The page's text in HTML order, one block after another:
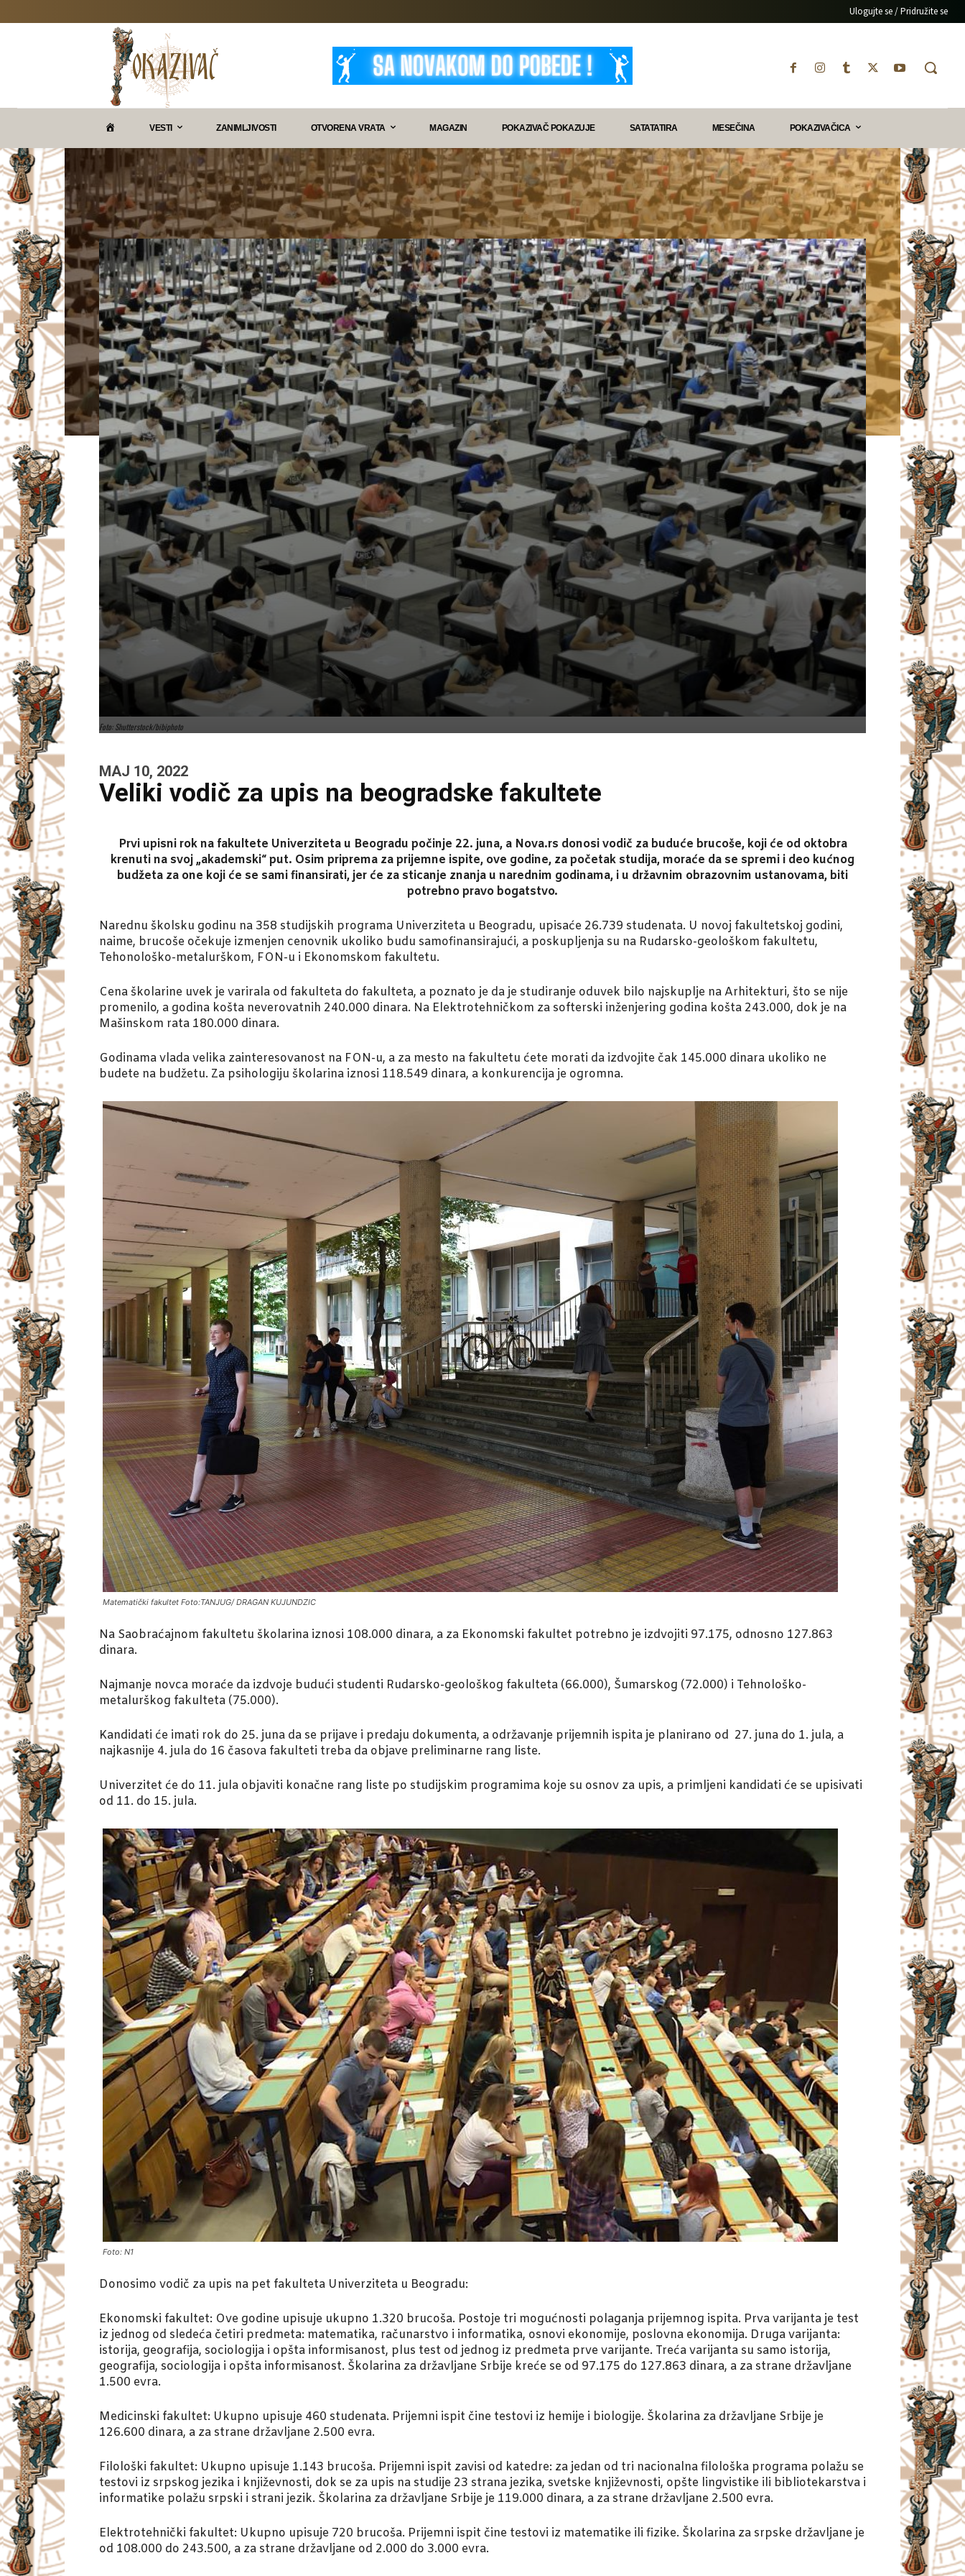
Ulogujte se / Pridružite se
K
A
Z
I
V
A
Č
VESTI ZANIMLJIVOSTI OTVORENA VRATA MAGAZIN POKAZIVAČ POKAZUJE SATATATIRA MESEČINA POKAZIVAČICA
Foto: Shutterstock/bibiphoto
MAJ 10, 2022
Veliki vodič za upis na beogradske fakultete
Prvi upisni rok na fakultete Univerziteta u Beogradu počinje 22. juna, a Nova.rs donosi vodič za buduće brucoše, koji će od oktobra
krenuti na svoj „akademski“ put. Osim priprema za prijemne ispite, ove godine, za početak studija, moraće da se spremi i deo kućnog
budžeta za one koji će se sami finansirati, jer će za sticanje znanja u narednim godinama, i u državnim obrazovnim ustanovama, biti
potrebno pravo bogatstvo.
Narednu školsku godinu na 358 studijskih programa Univerziteta u Beogradu, upisaće 26.739 studenata. U novoj fakultetskoj godini,
naime, brucoše očekuje izmenjen cenovnik ukoliko budu samofinansirajući, a poskupljenja su na Rudarsko-geološkom fakultetu,
Tehonološko-metalurškom, FON-u i Ekonomskom fakultetu.
Cena školarine uvek je varirala od fakulteta do fakulteta, a poznato je da je studiranje oduvek bilo najskuplje na Arhitekturi, što se nije
promenilo, a godina košta neverovatnih 240.000 dinara. Na Elektrotehničkom za softerski inženjering godina košta 243.000, dok je na
Mašinskom rata 180.000 dinara.
Godinama vlada velika zainteresovanost na FON-u, a za mesto na fakultetu ćete morati da izdvojite čak 145.000 dinara ukoliko ne
budete na budžetu. Za psihologiju školarina iznosi 118.549 dinara, a konkurencija je ogromna.
Matematički fakultet Foto:TANJUG/ DRAGAN KUJUNDZIC
Na Saobraćajnom fakultetu školarina iznosi 108.000 dinara, a za Ekonomski fakultet potrebno je izdvojiti 97.175, odnosno 127.863
dinara.
Najmanje novca moraće da izdvoje budući studenti Rudarsko-geološkog fakulteta (66.000), Šumarskog (72.000) i Tehnološko-
metalurškog fakulteta (75.000).
Kandidati će imati rok do 25. juna da se prijave i predaju dokumenta, a održavanje prijemnih ispita je planirano od 27. juna do 1. jula, a
najkasnije 4. jula do 16 časova fakulteti treba da objave preliminarne rang liste.
Univerzitet će do 11. jula objaviti konačne rang liste po studijskim programima koje su osnov za upis, a primljeni kandidati će se upisivati
od 11. do 15. jula.
Foto: N1
Donosimo vodič za upis na pet fakulteta Univerziteta u Beogradu:
Ekonomski fakultet: Ove godine upisuje ukupno 1.320 brucoša. Postoje tri mogućnosti polaganja prijemnog ispita. Prva varijanta je test
iz jednog od sledeća četiri predmeta: matematika, računarstvo i informatika, osnovi ekonomije, poslovna ekonomija. Druga varijanta:
istorija, geografija, sociologija i opšta informisanost, plus test od jednog iz predmeta prve varijante. Treća varijanta su samo istorija,
geografija, sociologija i opšta informisanost. Školarina za državljane Srbije kreće se od 97.175 do 127.863 dinara, a za strane državljane
1.500 evra.
Medicinski fakultet: Ukupno upisuje 460 studenata. Prijemni ispit čine testovi iz hemije i biologije. Školarina za državljane Srbije je
126.600 dinara, a za strane državljane 2.500 evra.
Filološki fakultet: Ukupno upisuje 1.143 brucoša. Prijemni ispit zavisi od katedre: za jedan od tri nacionalna filološka programa polažu se
testovi iz srpskog jezika i književnosti, dok se za upis na studije 23 strana jezika, svetske književnosti, opšte lingvistike ili bibliotekarstva i
informatike polažu srpski i strani jezik. Školarina za državljane Srbije je 119.000 dinara, a za strane državljane 2.500 evra.
Elektrotehnički fakultet: Ukupno upisuje 720 brucoša. Prijemni ispit čine testovi iz matematike ili fizike. Školarina za srpske državljane je
od 108.000 do 243.500, a za strane državljane od 2.000 do 3.000 evra.